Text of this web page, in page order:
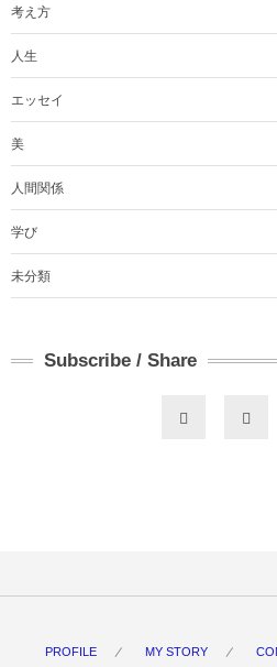
考え方
人生
エッセイ
美
人間関係
学び
未分類
Subscribe / Share
PROFILE MY STORY